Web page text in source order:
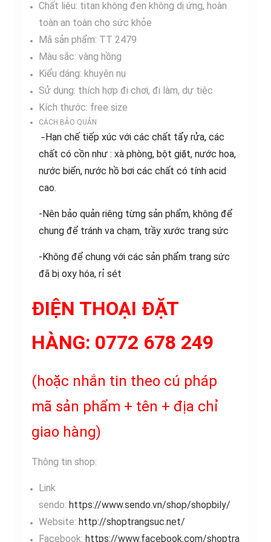
Chất liệu: titan không đen không dị ứng, hoàn
toàn an toàn cho sức khỏe
Mã sản phẩm: TT 2479
Màu sắc: vàng hồng
Kiểu dáng: khuyên nụ
Sử dụng: thích hợp đi chơi, đi làm, dự tiệc
Kích thước: free size
CÁCH BẢO QUẢN
–Hạn chế tiếp xúc với các chất tẩy rửa, các
chất có cồn như : xà phòng, bột giặt, nước hoa,
nước biển, nước hồ bơi các chất có tính acid
cao.
-Nên bảo quản riêng từng sản phẩm, không để
chung để tránh va chạm, trầy xước trang sức
-Không để chung với các sản phẩm trang sức
đã bị oxy hóa, rỉ sét
ĐIỆN THOẠI ĐẶT
HÀNG: 0772 678 249
(hoặc nhắn tin theo cú pháp
mã sản phẩm + tên + địa chỉ
giao hàng)
Thông tin shop:
Link
sendo: https://www.sendo.vn/shop/shopbily/
Website: http://shoptrangsuc.net/
Facebook: https://www.facebook.com/shoptra